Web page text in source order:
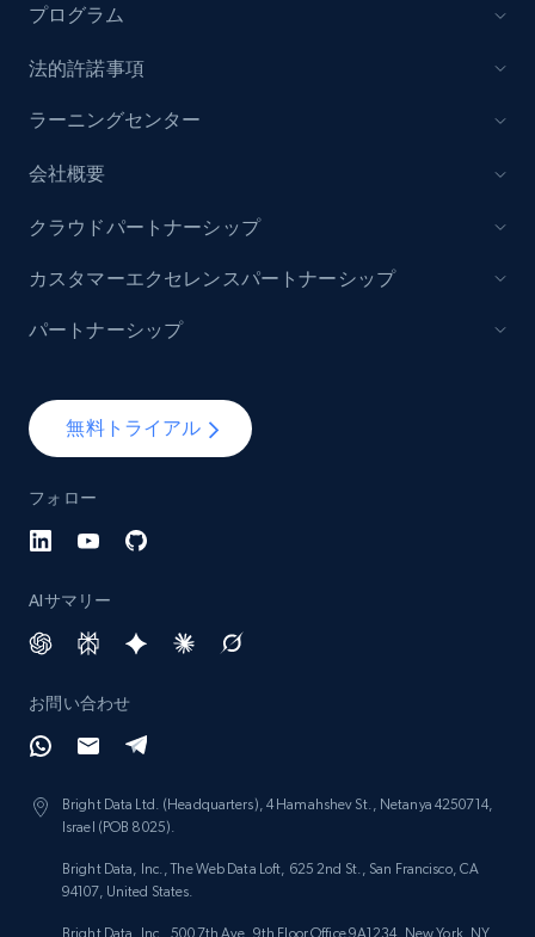
keyword
URL, Title, Rating, Reviews, Initial price, Final
Lazada - Products - Discover products by
category URL or brand URL
URL, Title, Rating, Reviews, Initial price, Final
Lazada - Products - Discover products by
seller URL
price, Currency, Stock, and more.
991+ 165+ 今すぐ始める
プログラム
法的許諾事項
ラーニングセンター
会社概要
無料トライアル
フォロー
AIサマリー
お問い合わせ
Bright Data Ltd. (Headquarters), 4 Hamahshev St., Netanya 4250714,
Israel (POB 8025).
Bright Data, Inc., The Web Data Loft, 625 2nd St., San Francisco, CA
94107, United States.
Bright Data, Inc., 500 7th Ave, 9th Floor Office 9A1234, New York, NY
クラウドパートナーシップ
カスタマーエクセレンスパートナーシップ
パートナーシップ